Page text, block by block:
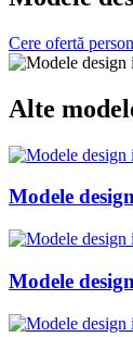
Cere ofertă
Alte
Modele
Modele